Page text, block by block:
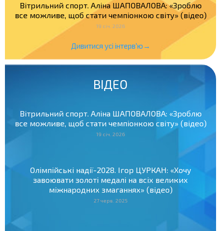
Вітрильний спорт. Аліна ШАПОВАЛОВА: «Зроблю
все можливе, щоб стати чемпіонкою світу» (відео)
19 січ. 2026
Дивитися усі інтерв'ю→
ВІДЕО
Вітрильний спорт. Аліна ШАПОВАЛОВА: «Зроблю
все можливе, щоб стати чемпіонкою світу» (відео)
19 січ. 2026
Олімпійські надії-2028. Ігор ЦУРКАН: «Хочу
завоювати золоті медалі на всіх великих
міжнародних змаганнях» (відео)
27 черв. 2025